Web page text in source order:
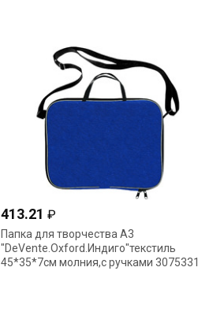
413.21 ₽
Папка для творчества А3
"DeVente.Oxford.Индиго"текстиль
45*35*7см молния,с ручками 3075331